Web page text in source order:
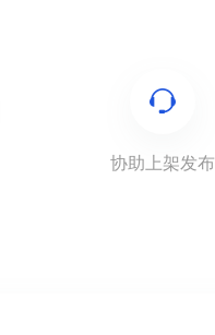
协助上架发布